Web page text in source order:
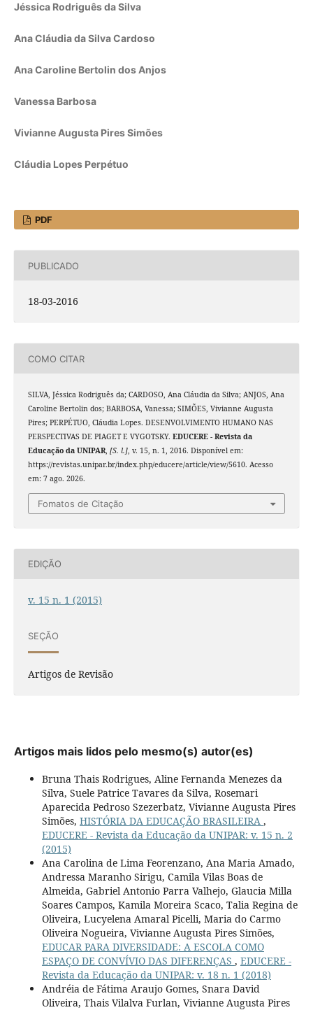
Jéssica Rodriguês da Silva
Ana Cláudia da Silva Cardoso
Ana Caroline Bertolin dos Anjos
Vanessa Barbosa
Vivianne Augusta Pires Simões
Cláudia Lopes Perpétuo
PDF
PUBLICADO
18-03-2016
COMO CITAR
SILVA, Jéssica Rodriguês da; CARDOSO, Ana Cláudia da Silva; ANJOS, Ana
Caroline Bertolin dos; BARBOSA, Vanessa; SIMÕES, Vivianne Augusta
Pires; PERPÉTUO, Cláudia Lopes. DESENVOLVIMENTO HUMANO NAS
PERSPECTIVAS DE PIAGET E VYGOTSKY. EDUCERE - Revista da
Educação da UNIPAR, [S. l.], v. 15, n. 1, 2016. Disponível em:
https://revistas.unipar.br/index.php/educere/article/view/5610. Acesso
em: 7 ago. 2026.
Fomatos de Citação
EDIÇÃO
v. 15 n. 1 (2015)
SEÇÃO
Artigos de Revisão
Artigos mais lidos pelo mesmo(s) autor(es)
Bruna Thais Rodrigues, Aline Fernanda Menezes da
Silva, Suele Patrice Tavares da Silva, Rosemari
Aparecida Pedroso Szezerbatz, Vivianne Augusta Pires
Simões, HISTÓRIA DA EDUCAÇÃO BRASILEIRA ,
EDUCERE - Revista da Educação da UNIPAR: v. 15 n. 2
(2015)
Ana Carolina de Lima Feorenzano, Ana Maria Amado,
Andressa Maranho Sirigu, Camila Vilas Boas de
Almeida, Gabriel Antonio Parra Valhejo, Glaucia Milla
Soares Campos, Kamila Moreira Scaco, Talia Regina de
Oliveira, Lucyelena Amaral Picelli, Maria do Carmo
Oliveira Nogueira, Vivianne Augusta Pires Simões,
EDUCAR PARA DIVERSIDADE: A ESCOLA COMO
ESPAÇO DE CONVÍVIO DAS DIFERENÇAS , EDUCERE -
Revista da Educação da UNIPAR: v. 18 n. 1 (2018)
Andréia de Fátima Araujo Gomes, Snara David
Oliveira, Thais Vilalva Furlan, Vivianne Augusta Pires